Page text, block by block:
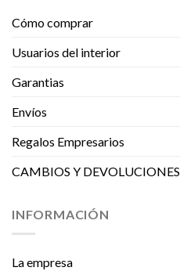
Cómo comprar
Usuarios del interior
Garantias
Envíos
Regalos Empresarios
CAMBIOS Y DEVOLUCIONES
INFORMACIÓN
La empresa